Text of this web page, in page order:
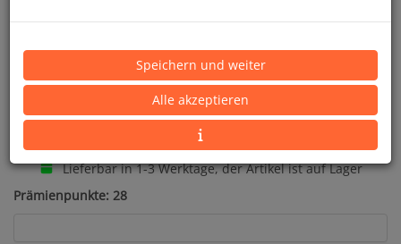
Herstellerpreis: 43,00 €
27,85 €*
Lieferbar in 1-3 Werktage, der Artikel ist auf Lager
Prämienpunkte: 28
Speichern und weiter
Alle akzeptieren